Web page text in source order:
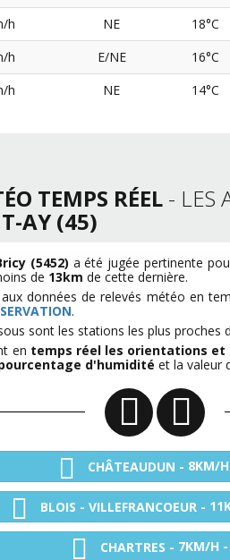
h NE 18°C
h E/NE 16°C
h NE 14°C
TEMPS RÉEL - LES
AY (45)
(5452) a été jugée pertinente
de 13km de cette dernière.
données de relevés météo en
.
sont les stations les plus proches
en temps réel les orientations et
d'humidité et la valeur
CHÂTEAUDUN - 8KM/
BLOIS - VILLEFRANCOEUR -
CHARTRES - 7KM/H -